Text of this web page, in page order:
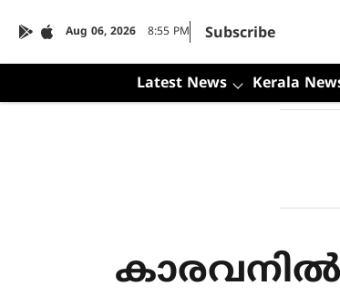
Aug 06, 2026 8:55 PM Subscribe
Latest News Kerala
കാരവനില്‍